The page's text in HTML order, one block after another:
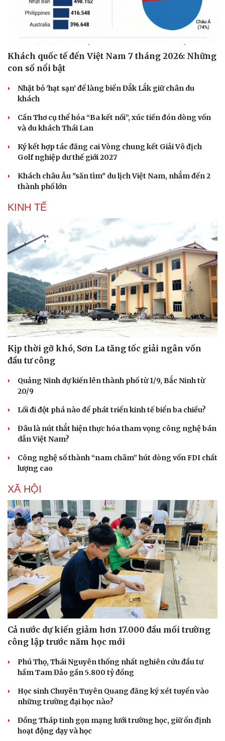
Sức khỏe
Dinh dưỡng - món ngon
Cây thuốc
Sản phụ khoa
Nhi khoa
Nam khoa
Phòng mạch online
Ăn sạch sống khỏe
Đời sống
Blog
Khách quốc tế đến Việt Nam 7 tháng 2026: Những
con số nổi bật
Nhặt bỏ 'hạt sạn' để làng biển Đắk Lắk giữ chân du
khách
Cần Thơ cụ thể hóa “Ba kết nối”, xúc tiến đón dòng vốn
và du khách Thái Lan
Ký kết hợp tác đăng cai Vòng chung kết Giải Vô địch
Golf nghiệp dư thế giới 2027
Khách châu Âu "săn tìm" du lịch Việt Nam, nhắm đến 2
thành phố lớn
KINH TẾ
Kịp thời gỡ khó, Sơn La tăng tốc giải ngân vốn
đầu tư công
Quảng Ninh dự kiến lên thành phố từ 1/9, Bắc Ninh từ
20/9
Lối đi đột phá nào để phát triển kinh tế biển ba chiều?
Đâu là nút thắt hiện thực hóa tham vọng công nghệ bán
dẫn Việt Nam?
Công nghệ số thành “nam châm” hút dòng vốn FDI chất
lượng cao
XÃ HỘI
Cả nước dự kiến giảm hơn 17.000 đầu mối trường
công lập trước năm học mới
Phú Thọ, Thái Nguyên thống nhất nghiên cứu đầu tư
hầm Tam Đảo gần 5.800 tỷ đồng
Học sinh Chuyên Tuyên Quang đăng ký xét tuyển vào
những trường đại học nào?
Đồng Tháp tinh gọn mạng lưới trường học, giữ ổn định
hoạt động dạy và học